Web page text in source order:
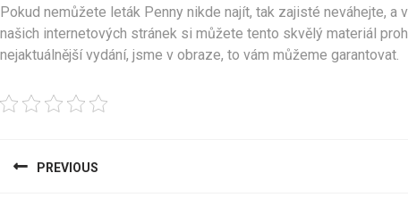
Pokud nemůžete leták Penny nikde najít, tak zajisté neváhejte,
našich internetových stránek si můžete tento skvělý materiál
nejaktuálnější vydání, jsme v obraze, to vám můžeme garantovat.
proPREVIOUS